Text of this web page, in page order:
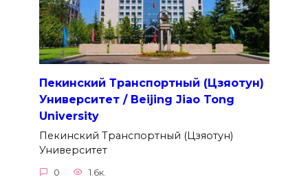
Пекинский Транспортный (Цзяотун)
Университет / Beijing Jiao Tong
University
Пекинский Транспортный (Цзяотун)
Университет
0 1.6к.